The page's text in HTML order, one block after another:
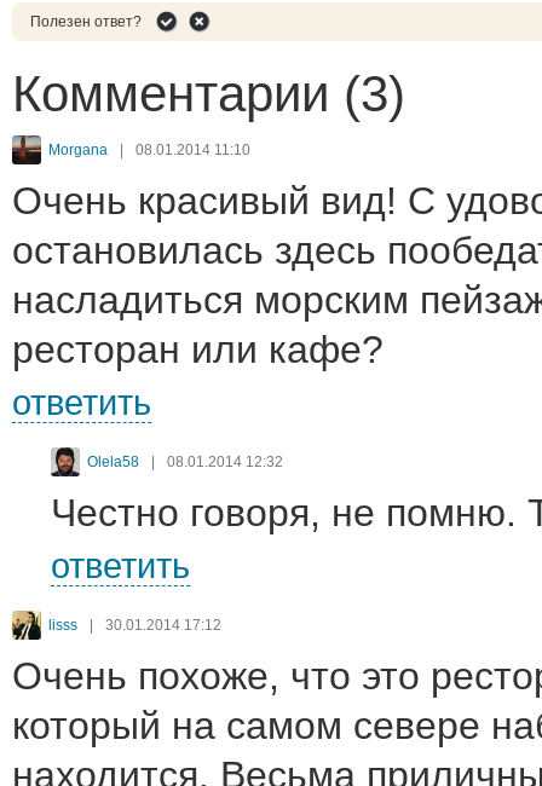
Полезен ответ?
Комментарии (3)
Morgana | 08.01.2014 11:10
Очень красивый вид! С
остановилась здесь
насладиться морским
ресторан или кафе?
ответить
Olela58 | 08.01.2014 12:32
Честно говоря, не помню.
ответить
lisss | 30.01.2014 17:12
Очень похоже, что это
который на самом севере
находится. Весьма